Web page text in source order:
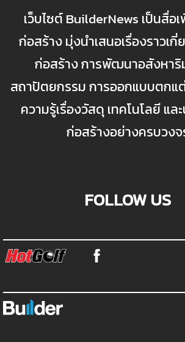
เว็บไซต์ BuilderNews เป็นสื่อ
ก่อสร้าง มุ่งนำเสนอเรื่องราวเ
ก่อสร้าง การพัฒนาอสังหา
สถาปัตยกรรม การออกแบบตก
ความรู้เรื่องวัสดุ เทคโนโลยี แล
ก่อสร้างอย่างครบวงจ
FOLLOW US